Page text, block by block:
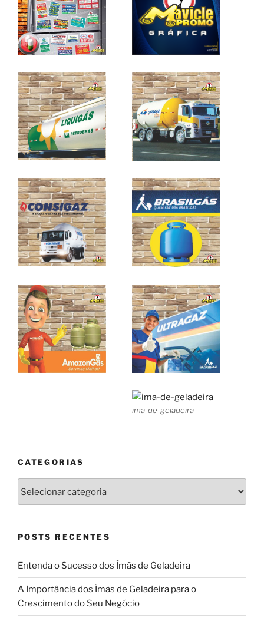
ima-de-geladeira
CATEGORIAS
POSTS RECENTES
Entenda o Sucesso dos Ímãs de Geladeira
A Importância dos Ímãs de Geladeira para o
Crescimento do Seu Negócio